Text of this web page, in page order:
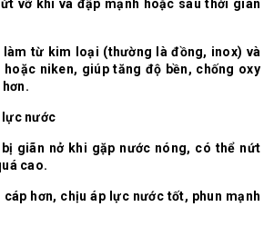
vỡ khi va đập mạnh hoặc sau thời gian
từ kim loại (thường là đồng, inox) và
niken, giúp tăng độ bền, chống oxy
lực nước
giãn nở khi gặp nước nóng, có thể nứt
cao.
hơn, chịu áp lực nước tốt, phun mạnh